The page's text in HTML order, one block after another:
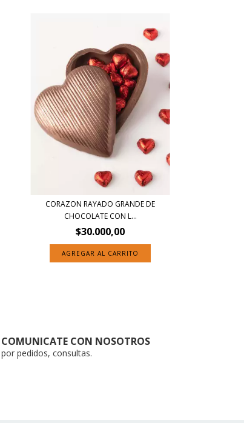
CORAZON RAYADO GRANDE DE
CHOCOLATE CON L...
$30.000,00
COMUNICATE CON NOSOTROS
por pedidos, consultas.